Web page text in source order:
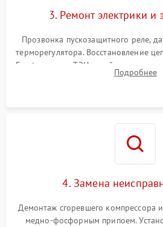
3. Ремонт электрики и
Прозвонка пускозащитного реле,
терморегулятора. Восстановление
Frost, включая ТЭН оттайки и
платы управления при
Подробнее
4. Замена
Демонтаж сгоревшего компрессора
медно-фосфорным припоем.